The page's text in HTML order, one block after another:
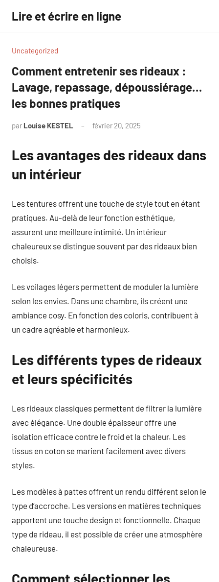
contenu
Lire et écrire en ligne
Uncategorized
Comment entretenir ses rideaux :
Lavage, repassage, dépoussiérage…
les bonnes pratiques
par Louise KESTEL février 20, 2025
Les avantages des rideaux dans
un intérieur
Les tentures offrent une touche de style tout en étant
pratiques. Au-delà de leur fonction esthétique,
assurent une meilleure intimité. Un intérieur
chaleureux se distingue souvent par des rideaux bien
choisis.
Les voilages légers permettent de moduler la lumière
selon les envies. Dans une chambre, ils créent une
ambiance cosy. En fonction des coloris, contribuent à
un cadre agréable et harmonieux.
Les différents types de rideaux
et leurs spécificités
Les rideaux classiques permettent de filtrer la lumière
avec élégance. Une double épaisseur offre une
isolation efficace contre le froid et la chaleur. Les
tissus en coton se marient facilement avec divers
styles.
Les modèles à pattes offrent un rendu différent selon le
type d’accroche. Les versions en matières techniques
apportent une touche design et fonctionnelle. Chaque
type de rideau, il est possible de créer une atmosphère
chaleureuse.
Comment sélectionner les